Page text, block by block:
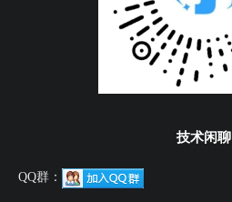
技术闲聊
QQ群：